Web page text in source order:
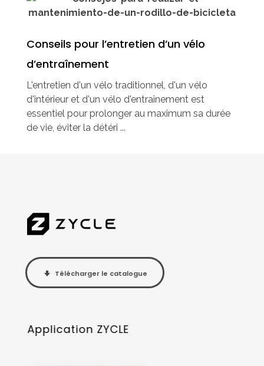
Conseils pour l’entretien d’un vélo
d’entraînement
L'entretien d'un vélo traditionnel, d'un vélo
d'intérieur et d'un vélo d'entraînement est
essentiel pour prolonger au maximum sa durée
de vie, éviter la détéri ...
Télécharger le catalogue
Application ZYCLE